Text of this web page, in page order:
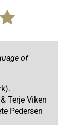
of
Terje Viken
Pedersen